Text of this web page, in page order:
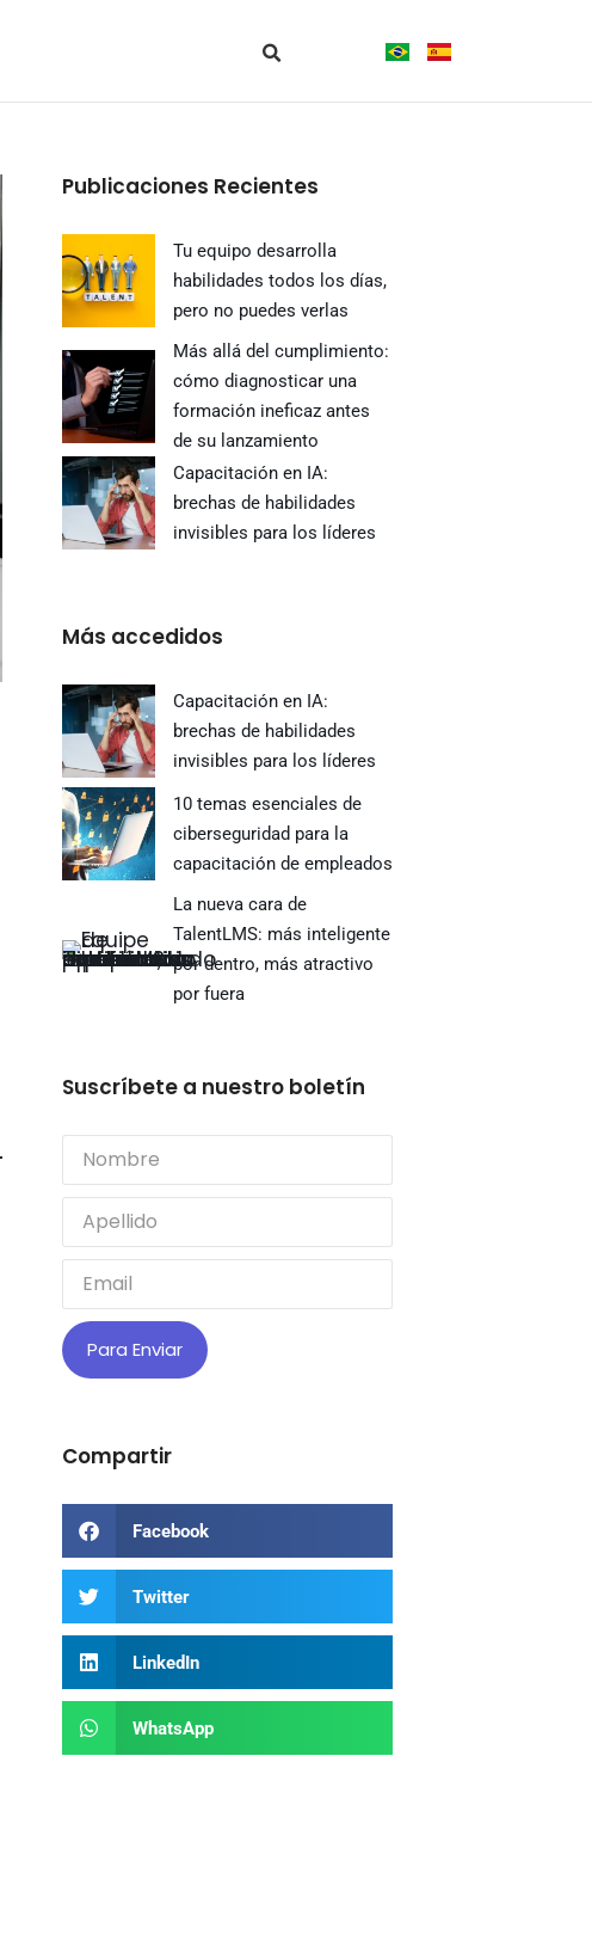
Publicaciones Recientes
Tu equipo desarrolla
habilidades todos los días,
pero no puedes verlas
Más allá del cumplimiento:
cómo diagnosticar una
formación ineficaz antes
de su lanzamiento
Capacitación en IA:
brechas de habilidades
invisibles para los líderes
Más accedidos
Capacitación en IA:
brechas de habilidades
invisibles para los líderes
10 temas esenciales de
ciberseguridad para la
capacitación de empleados
La nueva cara de
TalentLMS: más inteligente
por dentro, más atractivo
por fuera
Suscríbete a nuestro boletín
Para Enviar
Compartir
Facebook
Twitter
LinkedIn
WhatsApp